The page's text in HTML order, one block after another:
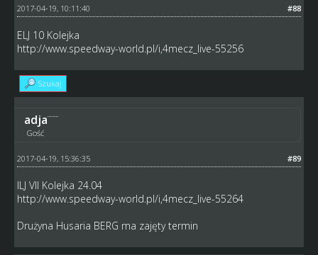
#88
2017-04-19, 10:11:40
ELJ 10 Kolejka
http://www.speedway-world.pl/i,4mecz_live-55256
Szukaj
adja
Gość
#89
2017-04-19, 15:36:35
ILJ VII Kolejka 24.04
http://www.speedway-world.pl/i,4mecz_live-55264
Drużyna Husaria BERG ma zajęty termin